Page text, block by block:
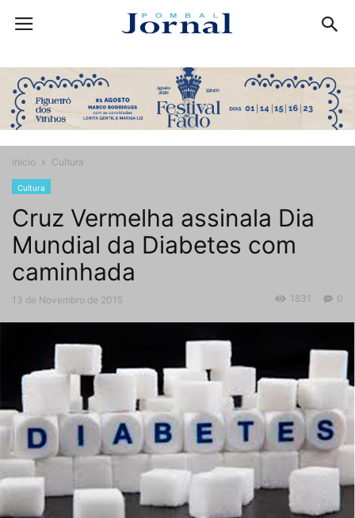
Início Cultura
Cultura
Cruz Vermelha assinala Dia
Mundial da Diabetes com
caminhada
13 de Novembro de 2015 0
1831